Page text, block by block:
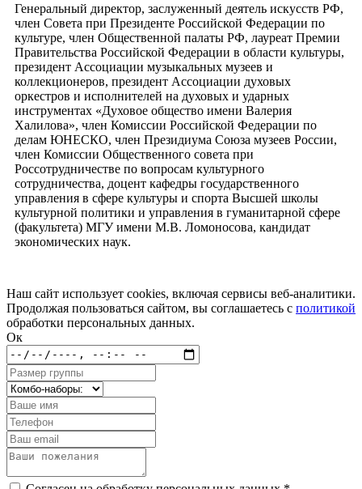
Генеральный директор, заслуженный деятель искусств РФ,
член Совета при Президенте Российской Федерации по
культуре, член Общественной палаты РФ, лауреат Премии
Правительства Российской Федерации в области культуры,
президент Ассоциации музыкальных музеев и
коллекционеров, президент Ассоциации духовых
оркестров и исполнителей на духовых и ударных
инструментах «Духовое общество имени Валерия
Халилова», член Комиссии Российской Федерации по
делам ЮНЕСКО, член Президиума Союза музеев России,
член Комиссии Общественного совета при
Россотрудничестве по вопросам культурного
сотрудничества, доцент кафедры государственного
управления в сфере культуры и спорта Высшей школы
культурной политики и управления в гуманитарной сфере
(факультета) МГУ имени М.В. Ломоносова, кандидат
экономических наук.
Наш сайт использует cookies, включая сервисы веб-аналитики.
Продолжая пользоваться сайтом, вы соглашаетесь с политикой
обработки персональных данных.
Ок